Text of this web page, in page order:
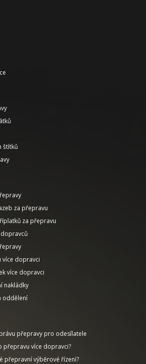
štítků
za přepravu
za přepravu
více dopravci
více dopravci
nakládky
oddělení
přepravy pro odesílatele
přepravu více dopravci?
přepravní výběrové řízení?